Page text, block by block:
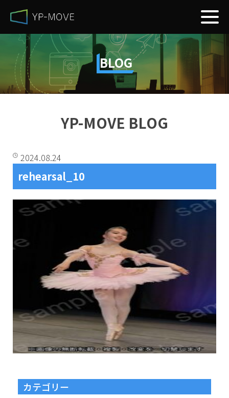
BLOG
YP-MOVE BLOG
2024.08.24
rehearsal_10
カテゴリー